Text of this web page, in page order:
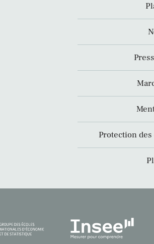
Protection